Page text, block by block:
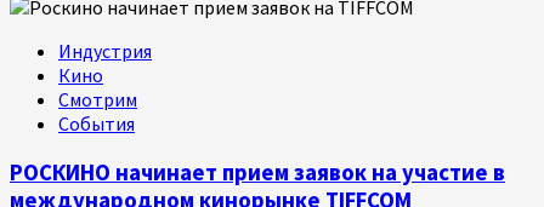
Индустрия
Кино
Смотрим
События
РОСКИНО начинает прием заявок на участие в
международном кинорынке TIFFCOM